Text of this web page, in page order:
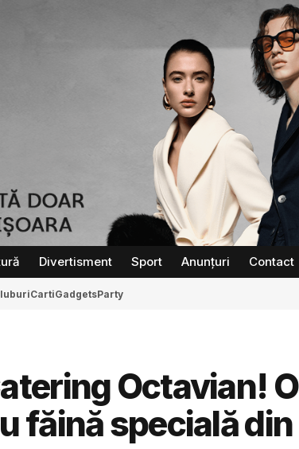
Divertisment Sport Anunțuri Contact
CartiGadgetsParty
Octavian! O
făină specială din